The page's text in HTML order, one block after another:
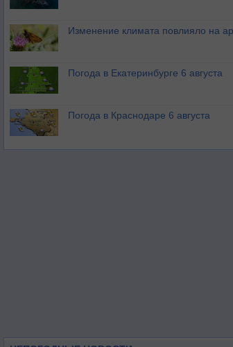
Изменение климата повлияло на
Погода в Екатеринбурге 6 августа
Погода в Краснодаре 6 августа